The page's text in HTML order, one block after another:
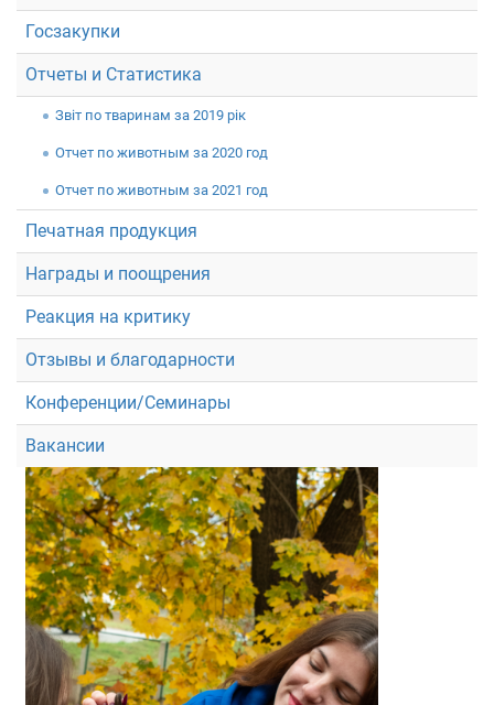
Госзакупки
Отчеты и Статистика
Звiт по тваринам за 2019 рік
Отчет по животным за 2020 год
Отчет по животным за 2021 год
Печатная продукция
Награды и поощрения
Реакция на критику
Отзывы и благодарности
Конференции/Семинары
Вакансии